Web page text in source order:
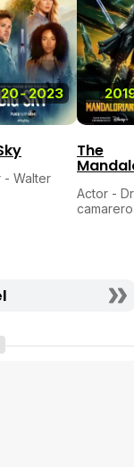
-2023
- Walter
The
Actor -
camarero